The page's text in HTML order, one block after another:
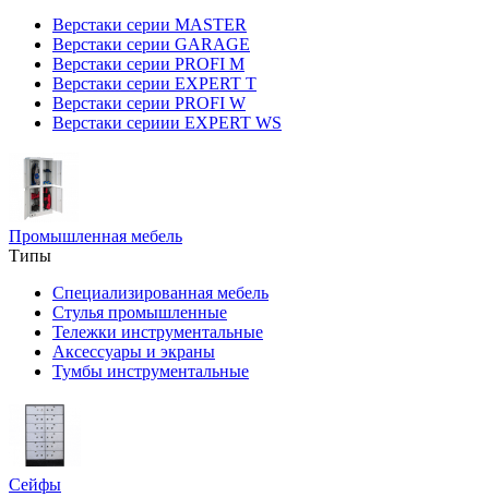
Верстаки серии MASTER
Верстаки серии GARAGE
Верстаки серии PROFI M
Верстаки серии EXPERT T
Верстаки серии PROFI W
Верстаки сериии EXPERT WS
Промышленная мебель
Типы
Специализированная мебель
Стулья промышленные
Тележки инструментальные
Аксессуары и экраны
Тумбы инструментальные
Сейфы